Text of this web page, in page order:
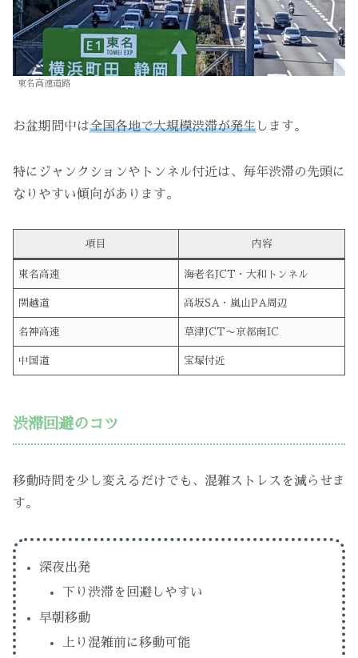
東名高速道路
お盆期間中は全国各地で大規模渋滞が発生 します。
特にジャンクションやトンネル付近は、毎年渋滞の先頭に
なりやすい傾向があります。
項目 内容
東名高速 海老名JCT・大和トンネル
関越道 高坂SA・嵐山PA周辺
名神高速 草津JCT〜京都南IC
中国道 宝塚付近
渋滞回避のコツ
移動時間を少し変えるだけでも、混雑ストレスを減らせま
す。
深夜出発
下り渋滞を回避しやすい
早朝移動
上り混雑前に移動可能